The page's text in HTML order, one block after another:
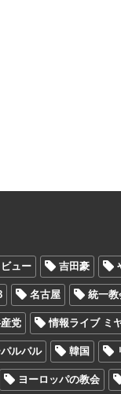
ュー 吉田豪
名古屋 統一教
党 情報ライブ ミ
ルパル 韓国
ヨーロッパの教会